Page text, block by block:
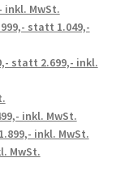
inkl. MwSt.
statt 1.049,-
statt 2.699,- inkl.
inkl. MwSt.
inkl. MwSt.
MwSt.